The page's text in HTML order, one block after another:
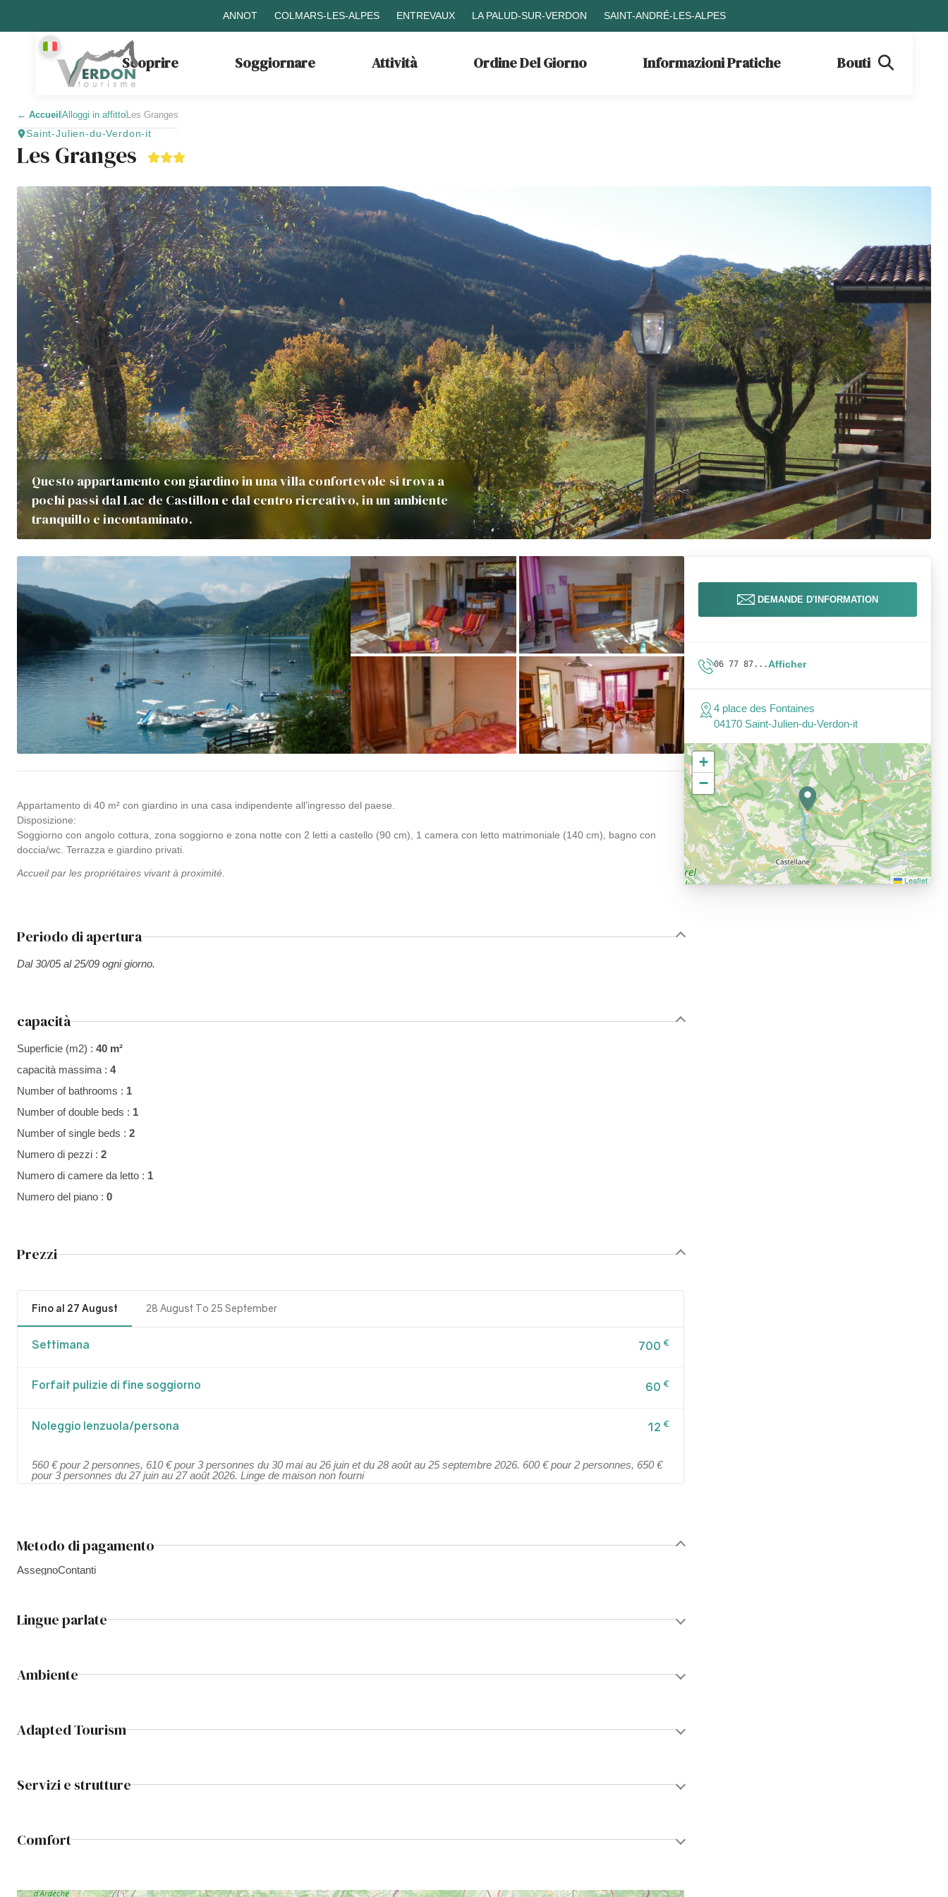
ANNOT COLMARS-LES-ALPES ENTREVAUX LA PALUD-SUR-VERDON SAINT-ANDRÉ-LES-ALPES
Scoprire Soggiornare Attività Ordine Del Giorno Informazioni Pratiche Boutique
← AccueilAlloggi in affittoLes Granges
Saint-Julien-du-Verdon-it
Les Granges
Questo appartamento con giardino in una villa confortevole si trova a
pochi passi dal Lac de Castillon e dal centro ricreativo, in un ambiente
tranquillo e incontaminato.
Appartamento di 40 m² con giardino in una casa indipendente all’ingresso del paese.
Disposizione:
Soggiorno con angolo cottura, zona soggiorno e zona notte con 2 letti a castello (90 cm), 1 camera con letto matrimoniale (140 cm), bagno con
doccia/wc. Terrazza e giardino privati.
Accueil par les propriétaires vivant à proximité.
Periodo di apertura
Dal 30/05 al 25/09 ogni giorno.
capacità
Superficie (m2) : 40 m²
capacità massima : 4
Number of bathrooms : 1
Number of double beds : 1
Number of single beds : 2
Numero di pezzi : 2
Numero di camere da letto : 1
Numero del piano : 0
Prezzi
Fino al 27 August 28 August To 25 September
Settimana 700 €
Forfait pulizie di fine soggiorno 60 €
Noleggio lenzuola/persona 12 €
560 € pour 2 personnes, 610 € pour 3 personnes du 30 mai au 26 juin et du 28 août au 25 septembre 2026. 600 € pour 2 personnes, 650 €
pour 3 personnes du 27 juin au 27 août 2026. Linge de maison non fourni
Metodo di pagamento
AssegnoContanti
Lingue parlate
Ambiente
Adapted Tourism
Servizi e strutture
Comfort
DEMANDE D'INFORMATION
06 77 87...Afficher
4 place des Fontaines
04170 Saint-Julien-du-Verdon-it
+
−
Leaflet